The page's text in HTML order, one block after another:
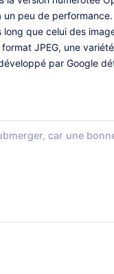
peu de performance.
que celui des
JPEG, une
par Google